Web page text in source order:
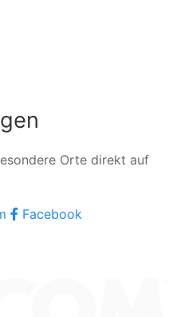
Orte direkt auf
Facebook